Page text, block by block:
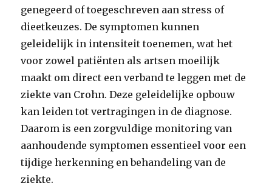
genegeerd of toegeschreven aan stress of
dieetkeuzes. De symptomen kunnen
geleidelijk in intensiteit toenemen, wat het
voor zowel patiënten als artsen moeilijk
maakt om direct een verband te leggen met de
ziekte van Crohn. Deze geleidelijke opbouw
kan leiden tot vertragingen in de diagnose.
Daarom is een zorgvuldige monitoring van
aanhoudende symptomen essentieel voor een
tijdige herkenning en behandeling van de
ziekte.